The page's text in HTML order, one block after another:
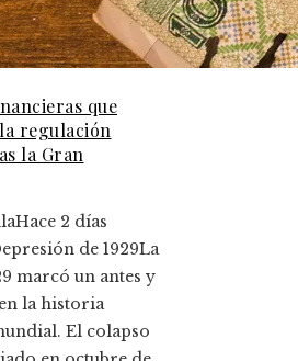
que
regulación
la Gran
Hace 2 días
de 1929La
marcó un antes y
la historia
El colapso